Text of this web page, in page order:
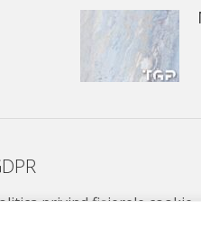
privind fișierele cookie